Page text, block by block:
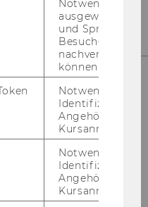
Notwendig um
ausgewählte
und
Besuchers
nachverfolgen
können.
Notwendig zur
Identifizierung
Angehörige/r für
Kursanmeldung.
Notwendig zur
Identifizierung
Angehörige/r für
Kursanmeldung.